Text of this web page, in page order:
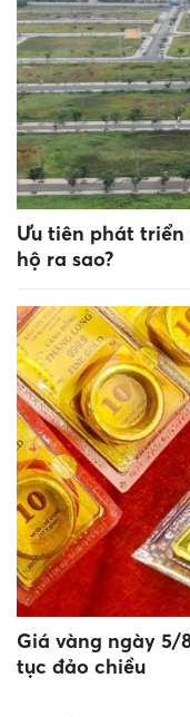
Ưu tiên phát
hộ ra sao?
Giá vàng ngày
tục đảo chiều